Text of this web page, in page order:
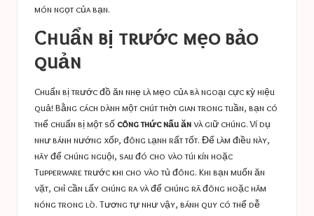
món ngọt của bạn.
Chuẩn bị trước mẹo bảo
quản
Chuẩn bị trước đồ ăn nhẹ là mẹo của bà ngoại cực kỳ hiệu
quả! Bằng cách dành một chút thời gian trong tuần, bạn có
thể chuẩn bị một số công thức nấu ănvà giữ chúng. Ví dụ
như bánh nướng xốp, đông lạnh rất tốt. Để làm điều này,
hãy để chúng nguội, sau đó cho vào túi kín hoặc
Tupperware trước khi cho vào tủ đông. Khi bạn muốn ăn
vặt, chỉ cần lấy chúng ra và để chúng rã đông hoặc hâm
nóng trong lò. Tương tự như vậy, bánh quy có thể dễ